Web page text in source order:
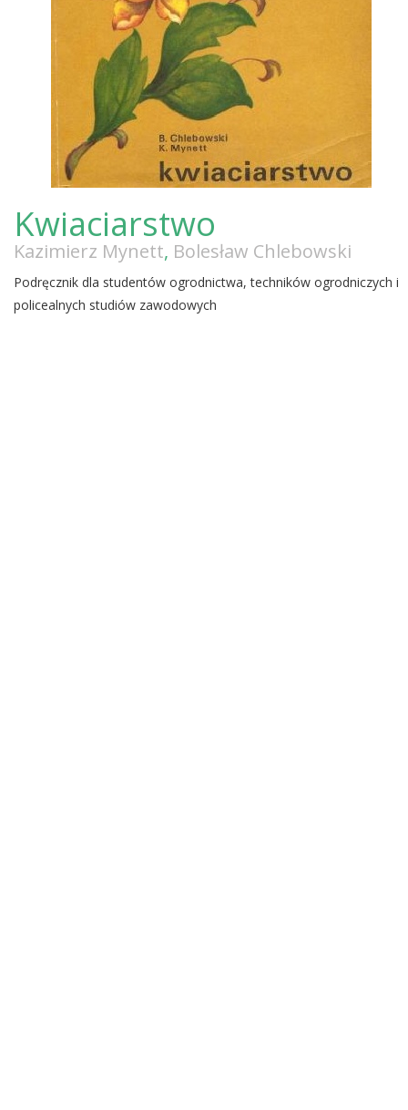
Kwiaciarstwo
Kazimierz Mynett, Bolesław Chlebowski
Podręcznik dla studentów ogrodnictwa, techników ogrodniczych i
policealnych studiów zawodowych